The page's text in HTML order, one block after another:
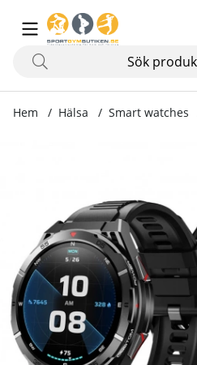
Hem Hälsa Smart watches